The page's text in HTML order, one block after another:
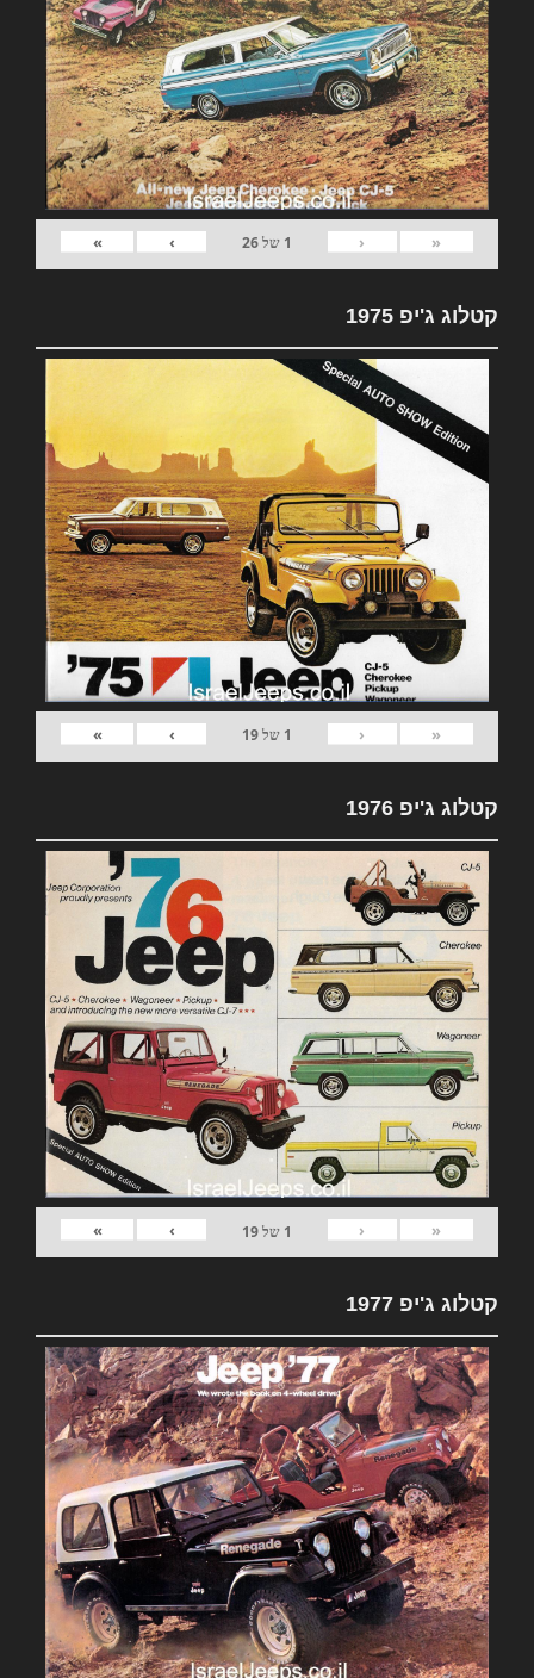
«
‹
1 של26
›
»
קטלוג ג'יפ 1975
«
‹
1 של19
›
»
קטלוג ג'יפ 1976
«
‹
1 של19
›
»
קטלוג ג'יפ 1977